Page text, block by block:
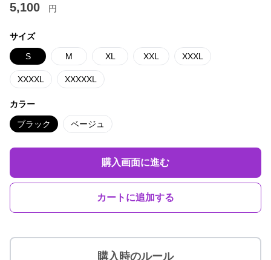
5,100 円
サイズ
S M XL XXL XXXL
XXXXL XXXXXL
カラー
ブラック ベージュ
購入画面に進む
カートに追加する
購入時のルール